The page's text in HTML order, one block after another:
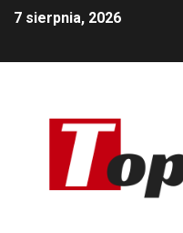
7 sierpnia, 2026